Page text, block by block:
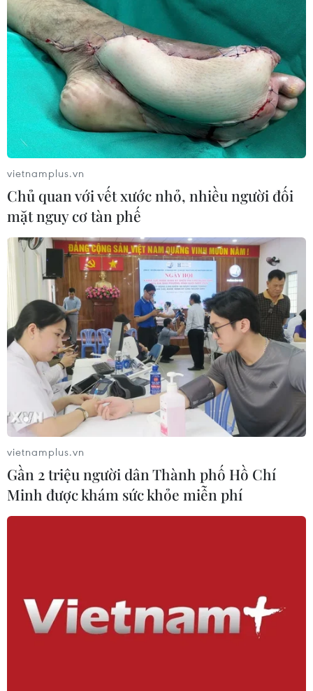
vietnamplus.vn
Chủ quan với vết xước nhỏ, nhiều người đối
mặt nguy cơ tàn phế
vietnamplus.vn
Gần 2 triệu người dân Thành phố Hồ Chí
Minh được khám sức khỏe miễn phí